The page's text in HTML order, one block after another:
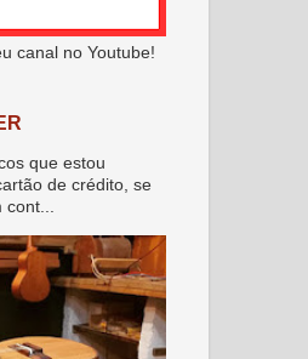
canal no Youtube!
que estou
de crédito, se
cont...